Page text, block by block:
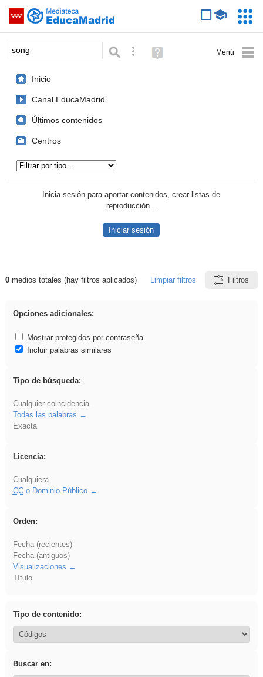
Saltar navegación
Palabra o frase: Búsqueda avanzada
Ayuda
(en
Inicio
Canal EducaMadrid
Últimos contenidos
Centros
Inicia sesión para aportar contenidos, crear listas de
reproducción...
Iniciar sesión
Resultados de: song
0medios totales (hay filtros aplicados) Limpiar filtros Filtros
Opciones adicionales:
Mostrar protegidos por contraseña
Incluir palabras similares
Tipo de búsqueda:
Cualquier coincidencia
Todas las palabras
Exacta
Licencia:
Cualquiera
CCo Dominio Público
Orden:
Fecha (recientes)
Fecha (antiguos)
Visualizaciones
Título
Tipo de contenido:
Buscar en: